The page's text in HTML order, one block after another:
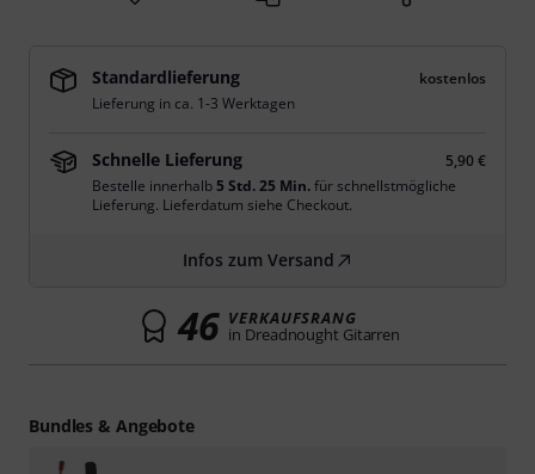
Standardlieferung
kostenlos
Lieferung in ca. 1-3 Werktagen
Schnelle Lieferung
5,90 €
Bestelle innerhalb5 Std. 25 Min.für schnellstmögliche
Lieferung. Lieferdatum siehe Checkout.
Infos zum Versand
46 VERKAUFSRANG
in Dreadnought Gitarren
Bundles & Angebote